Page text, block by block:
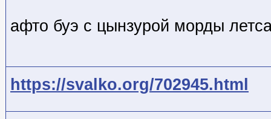
афто буэ с цынзурой морды
https://svalko.org/702945.html